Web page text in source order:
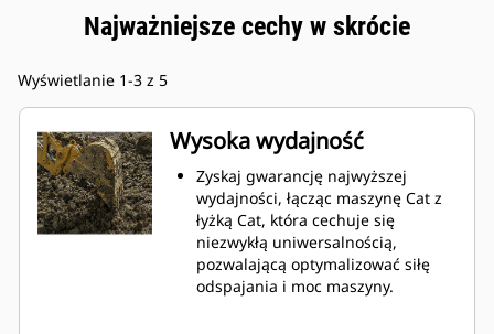
Najważniejsze cechy w skrócie
Wyświetlanie 1-3 z 5
Wysoka wydajność
Zyskaj gwarancję najwyższej
wydajności, łącząc maszynę Cat z
łyżką Cat, która cechuje się
niezwykłą uniwersalnością,
pozwalającą optymalizować siłę
odspajania i moc maszyny.